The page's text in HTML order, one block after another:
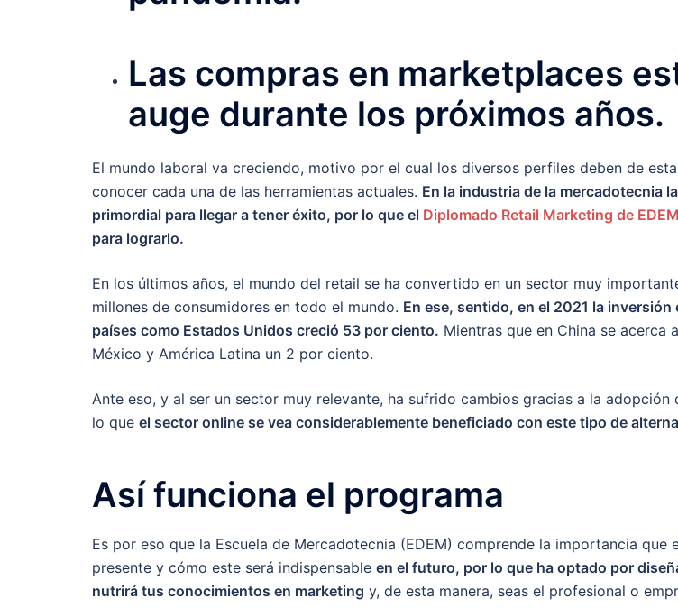
Las compras en marketplaces
auge durante los próximos años.
El mundo laboral va creciendo, motivo por el cual los diversos perfiles deben de
conocer cada una de las herramientas actuales. En la industria de la mercadotecnia
primordial para llegar a tener éxito, por lo que el Diplomado Retail Marketing de EDEM
para lograrlo.
En los últimos años, el mundo del retail se ha convertido en un sector muy
millones de consumidores en todo el mundo. En ese, sentido, en el 2021 la inversión
países como Estados Unidos creció 53 por ciento. Mientras que en China se acerca
México y América Latina un 2 por ciento.
Ante eso, y al ser un sector muy relevante, ha sufrido cambios gracias a la
lo que el sector online se vea considerablemente beneficiado con este tipo de
Así funciona el programa
Es por eso que la Escuela de Mercadotecnia (EDEM) comprende la importancia que
presente y cómo este será indispensable en el futuro, por lo que ha optado por
nutrirá tus conocimientos en marketing y, de esta manera, seas el profesional o